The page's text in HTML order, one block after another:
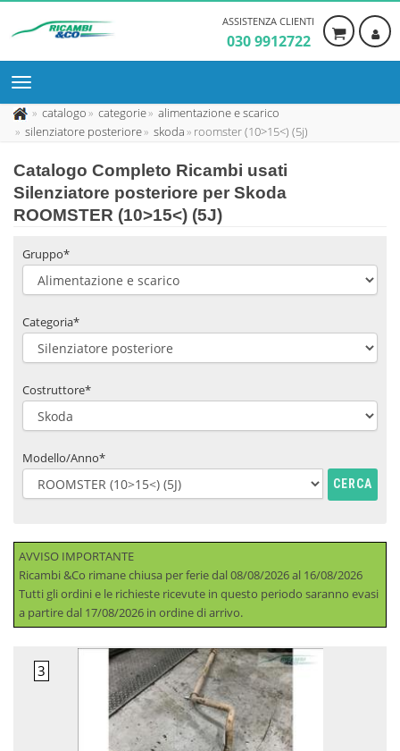
ASSISTENZA CLIENTI
030 9912722
catalogo categorie
alimentazione e scarico
silenziatore posteriore
skoda roomster (10>15<) (5j)
Catalogo Completo Ricambi usati
Silenziatore posteriore per Skoda
ROOMSTER (10>15<) (5J)
Gruppo*
Categoria*
Costruttore*
Modello/Anno*
CERCA
AVVISO IMPORTANTE
Ricambi &Co rimane chiusa per ferie dal 08/08/2026 al 16/08/2026
Tutti gli ordini e le richieste ricevute in questo periodo saranno evasi
a partire dal 17/08/2026 in ordine di arrivo.